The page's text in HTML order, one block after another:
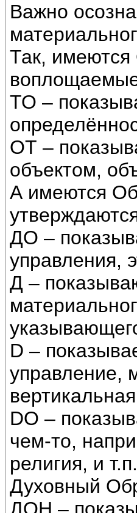
Важно
Так,
ТО –
ОТ –
объектом,
А имеются
ДО –
управления,
Д –
D –
управление,
DО –
чем-то,
религия, и т.п.
Духовный